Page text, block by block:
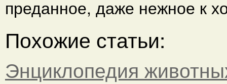
преданное, даже нежное к
Похожие статьи:
Энциклопедия